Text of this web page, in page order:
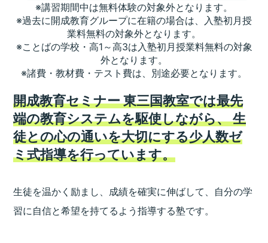
※講習期間中は無料体験の対象外となります。
※過去に開成教育グループに在籍の場合は、入塾初月授
業料無料の対象外となります。
※ことばの学校・高1～高3は入塾初月授業料無料の対象
外となります。
※諸費・教材費・テスト費は、別途必要となります。
開成教育セミナー 東三国教室では最先
端の教育システムを駆使しながら、生
徒との心の通いを大切にする少人数ゼ
ミ式指導を行っています。
生徒を温かく励まし、成績を確実に伸ばして、 自分の学
習に自信と希望を持てるよう指導する塾です。